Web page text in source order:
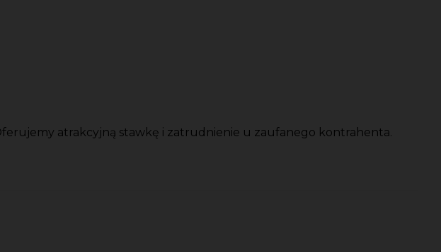
atrakcyjną stawkę i zatrudnienie u zaufanego kontrahenta.